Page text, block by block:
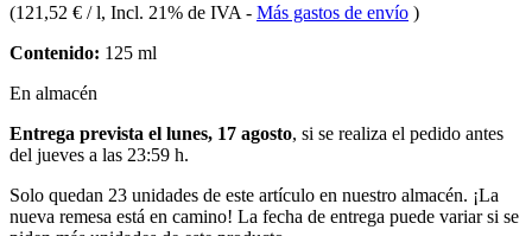
(121,52 € / l, Incl. 21% de IVA - Más gastos de envío )
Contenido: 125 ml
En almacén
Entrega prevista el lunes, 17 agosto, si se realiza el pedido antes
del jueves a las 23:59 h.
Solo quedan 23 unidades de este artículo en nuestro almacén. ¡La
nueva remesa está en camino! La fecha de entrega puede variar si se